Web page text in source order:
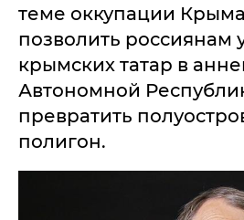
теме оккупации
позволить россиянам
крымских татар в
Автономной
превратить
полигон.